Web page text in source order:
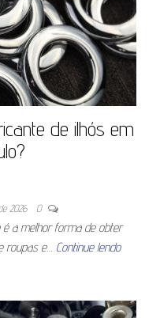
de ilhós em
2026 0
é a melhor forma de obter
roupas e… Continue lendo